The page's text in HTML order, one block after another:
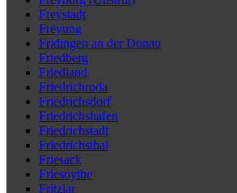
Freystadt
Freyung
Fridingen an der Donau
Friedberg
Friedland
Friedrichroda
Friedrichsdorf
Friedrichshafen
Friedrichstadt
Friedrichsthal
Friesack
Friesoythe
Fritzlar